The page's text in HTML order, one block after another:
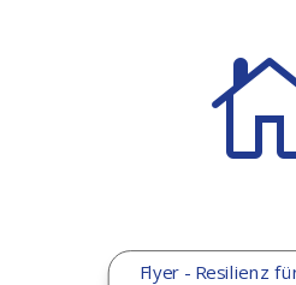
Flyer - Resilienz